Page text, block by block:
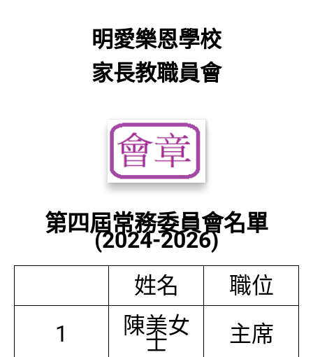
明愛樂恩學校
家長教職員會
第四屆常務委員會名單
(2024-2026)
姓名
職位
1
陳美女
士 主席